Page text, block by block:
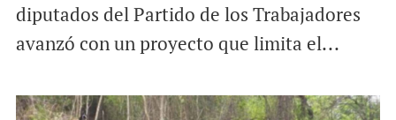
diputados del Partido de los Trabajadores
avanzó con un proyecto que limita el...